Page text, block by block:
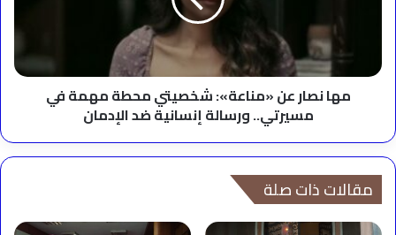
مسيرتي..
ورسالة
الإدمان
مها نصار عن «مناعة»: شخصيتي محطة مهمة في
مسيرتي.. ورسالة إنسانية ضد الإدمان
مقالات ذات صلة